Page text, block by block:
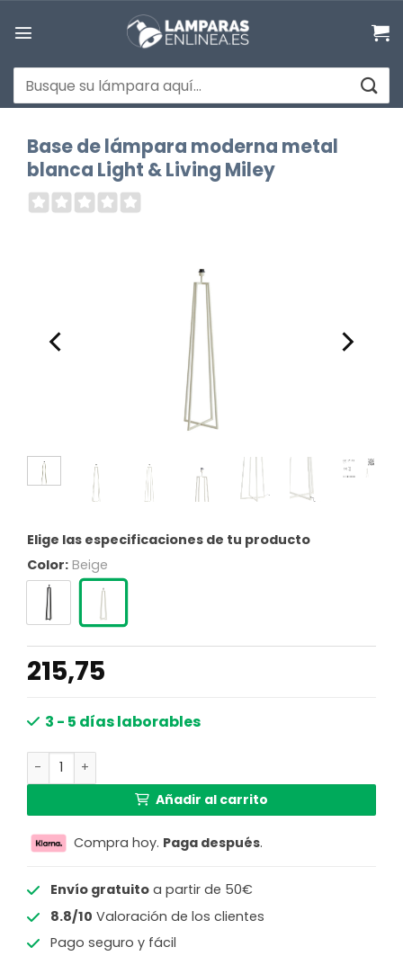
Buscar
por:
Base de lámpara moderna metal
blanca Light & Living Miley
Elige las especificaciones de tu producto
Color: Beige
215,75
3 - 5 días laborables
Base de lámpara moderna metal blanca Light & Living
Añadir al carrito
Compra hoy. Paga después.
Envío gratuitoa partir de 50€
8.8/10 Valoración de los clientes
Pago seguro y fácil